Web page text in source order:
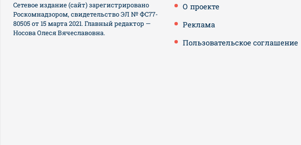
О проекте
Реклама
Пользовательское соглашение
Сетевое издание (сайт) зарегистрировано
Роскомнадзором, свидетельство ЭЛ № ФС77-
80505 от 15 марта 2021. Главный редактор —
Носова Олеся Вячеславовна.